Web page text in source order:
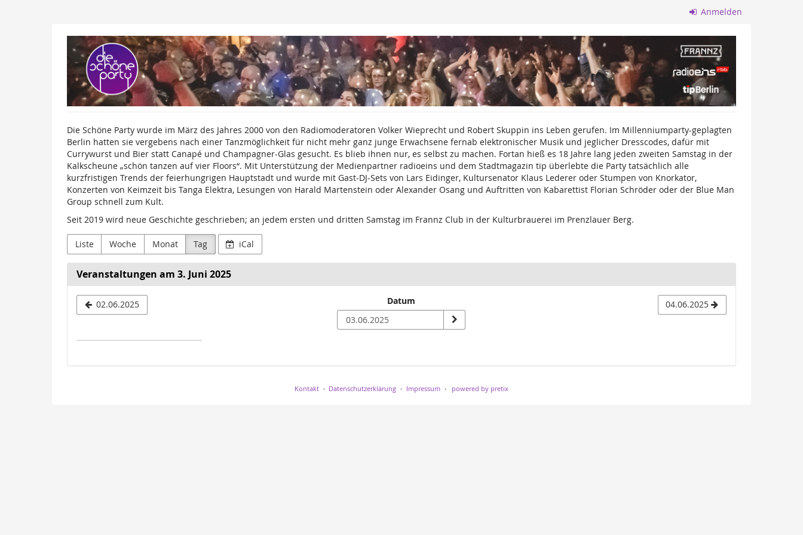
Anmelden
Die
Schöne
Party
GmbH
Die Schöne Party wurde im März des Jahres 2000 von den Radiomoderatoren Volker Wieprecht und Robert Skuppin ins Leben gerufen. Im Millenniumparty-geplagten
Berlin hatten sie vergebens nach einer Tanzmöglichkeit für nicht mehr ganz junge Erwachsene fernab elektronischer Musik und jeglicher Dresscodes, dafür mit
Currywurst und Bier statt Canapé und Champagner-Glas gesucht. Es blieb ihnen nur, es selbst zu machen. Fortan hieß es 18 Jahre lang jeden zweiten Samstag in der
Kalkscheune „schön tanzen auf vier Floors“. Mit Unterstützung der Medienpartner radioeins und dem Stadtmagazin tip überlebte die Party tatsächlich alle
kurzfristigen Trends der feierhungrigen Hauptstadt und wurde mit Gast-DJ-Sets von Lars Eidinger, Kultursenator Klaus Lederer oder Stumpen von Knorkator,
Konzerten von Keimzeit bis Tanga Elektra, Lesungen von Harald Martenstein oder Alexander Osang und Auftritten von Kabarettist Florian Schröder oder der Blue Man
Group schnell zum Kult.
Seit 2019 wird neue Geschichte geschrieben; an jedem ersten und dritten Samstag im Frannz Club in der Kulturbrauerei im Prenzlauer Berg.
Liste Woche Monat Tag iCal
Veranstaltungen am 3. Juni 2025
02.06.2025 Datum 04.06.2025
Kontakt Datenschutzerklärung Impressum powered by pretix